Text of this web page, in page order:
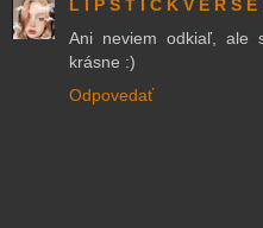
L I P S T I C K V E R S E
Ani neviem odkiaľ, ale
krásne :)
Odpovedať